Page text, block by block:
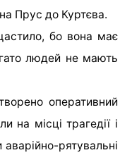
Прус до Куртєва.
бо вона має
людей не мають
оперативний
місці трагедії і
рятувальні